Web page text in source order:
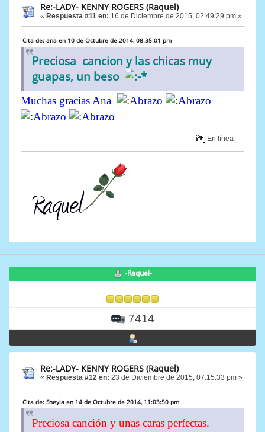
Re:-LADY- KENNY ROGERS (Raquel)
« Respuesta #11 en: 16 de Diciembre de 2015, 02:49:29 pm »
Cita de: ana en 10 de Octubre de 2014, 08:35:01 pm
Preciosa cancion y las chicas muy
guapas, un beso
Muchas gracias Ana
En línea
-Raquel-
7414
Re:-LADY- KENNY ROGERS (Raquel)
« Respuesta #12 en: 23 de Diciembre de 2015, 07:15:33 pm »
Cita de: Sheyla en 14 de Octubre de 2014, 11:03:50 pm
Preciosa canción y unas caras perfectas.